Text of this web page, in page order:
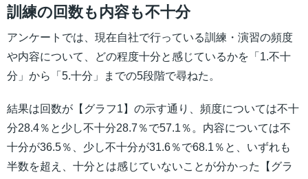
訓練の回数も内容も不十分
アンケートでは、現在自社で行っている訓練・演習の頻度
や内容について、どの程度十分と感じているかを「1.不十
分」から「5.十分」までの5段階で尋ねた。
結果は回数が【グラフ1】の示す通り、頻度については不十
分28.4％と少し不十分28.7％で57.1％。内容については不
十分が36.5％、少し不十分が31.6％で68.1％と、いずれも
半数を超え、十分とは感じていないことが分かった【グラ